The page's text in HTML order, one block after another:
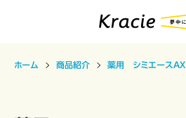
ホーム 商品紹介 薬用 シミエースAX